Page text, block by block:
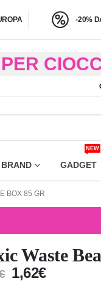
-20%
GADGET
NEW
BOX 85 GR
Waste
1,62€